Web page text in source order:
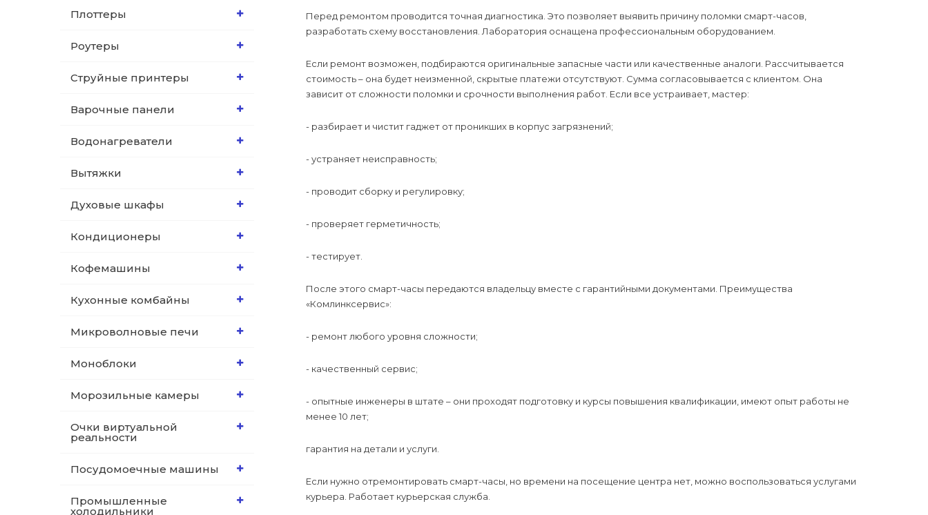
Плоттеры
Роутеры
Струйные принтеры
Варочные панели
Водонагреватели
Вытяжки
Духовые шкафы
Кондиционеры
Кофемашины
Кухонные комбайны
Микроволновые печи
Моноблоки
Морозильные камеры
Очки виртуальной
реальности
Посудомоечные машины
Промышленные
холодильники
Перед ремонтом проводится точная диагностика. Это позволяет выявить причину поломки смарт-часов,
разработать схему восстановления. Лаборатория оснащена профессиональным оборудованием.
Если ремонт возможен, подбираются оригинальные запасные части или качественные аналоги. Рассчитывается
стоимость – она будет неизменной, скрытые платежи отсутствуют. Сумма согласовывается с клиентом. Она
зависит от сложности поломки и срочности выполнения работ. Если все устраивает, мастер:
- разбирает и чистит гаджет от проникших в корпус загрязнений;
- устраняет неисправность;
- проводит сборку и регулировку;
- проверяет герметичность;
- тестирует.
После этого смарт-часы передаются владельцу вместе с гарантийными документами. Преимущества
«Комлинксервис»:
- ремонт любого уровня сложности;
- качественный сервис;
- опытные инженеры в штате – они проходят подготовку и курсы повышения квалификации, имеют опыт работы не
менее 10 лет;
гарантия на детали и услуги.
Если нужно отремонтировать смарт-часы, но времени на посещение центра нет, можно воспользоваться услугами
курьера. Работает курьерская служба.